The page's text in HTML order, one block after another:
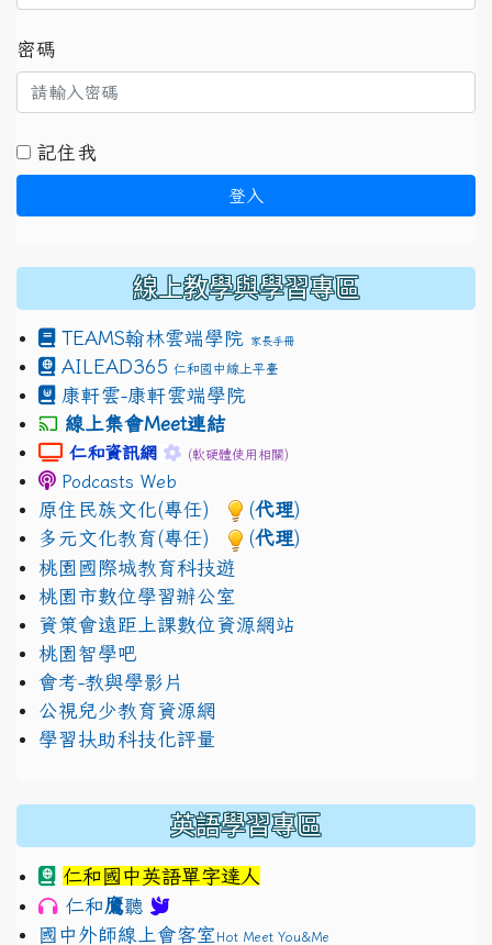
密碼
記住我
登入
線上教學與學習專區
TEAMS翰林雲端學院 家長手冊
AILEAD365 仁和國中線上平臺
康軒雲-康軒雲端學院
線上集會Meet連結
link to https://sites.google.com/
仁和資訊網 link to https://sites.google.com/
(軟硬體使用相關)
Podcasts Web
原住民族文化(專任) (代理)
多元文化教育(專任)
(代理)
桃園國際城教育科技遊
桃園市數位學習辦公室
資策會遠距上課數位資源網站
桃園智學吧
會考-教與學影片
公視兒少教育資源網
學習扶助科技化評量
英語學習專區
仁和國中英語單字達人
仁和鷹聽
國中外師線上會客室Hot Meet You&Me